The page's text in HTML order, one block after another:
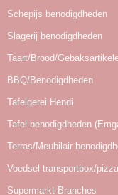
Schepijs benodigdheden
Slagerij benodigdheden
Taart/Brood/
BBQ/Benodigdheden
Tafelgerei Hendi
Tafel benodigdheden
Terras/Meubilair
Voedsel transportbox/
Supermarkt-Branches